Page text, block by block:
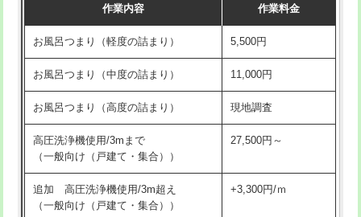
交換・取付（温水洗浄便座） 16,500円+材料費
交換・取付(単水栓（壁付・デッキ
式）)
13,200円+材料費
交換・取付(混合水栓（壁付・デッキ
式・ワンホール）)
16,500円+材料費
交換・取付(排水栓・排水トラップ
（P/S/ポップアップ））
22,000円+材料費
交換・取付（その他部品） 11,000円+材料費
作業内容 作業料金
お風呂つまり（軽度の詰まり） 5,500円
お風呂つまり（中度の詰まり） 11,000円
お風呂つまり（高度の詰まり） 現地調査
高圧洗浄機使用/3mまで
（一般向け（戸建て・集合））
27,500円～
追加 高圧洗浄機使用/3m超え
（一般向け（戸建て・集合））
+3,300円/ｍ